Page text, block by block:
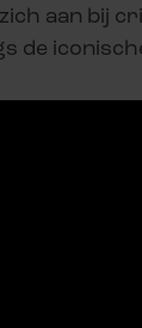
aan bij
de